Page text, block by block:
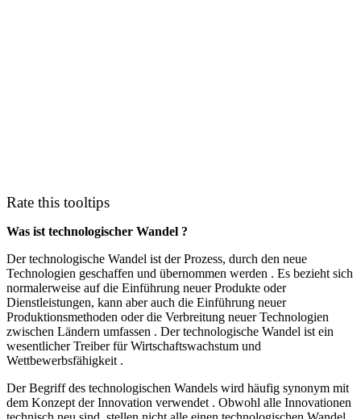
Rate this tooltips
Was ist technologischer Wandel ?
Der technologische Wandel ist der Prozess, durch den neue
Technologien geschaffen und übernommen werden . Es bezieht sich
normalerweise auf die Einführung neuer Produkte oder
Dienstleistungen, kann aber auch die Einführung neuer
Produktionsmethoden oder die Verbreitung neuer Technologien
zwischen Ländern umfassen . Der technologische Wandel ist ein
wesentlicher Treiber für Wirtschaftswachstum und
Wettbewerbsfähigkeit .
Der Begriff des technologischen Wandels wird häufig synonym mit
dem Konzept der Innovation verwendet . Obwohl alle Innovationen